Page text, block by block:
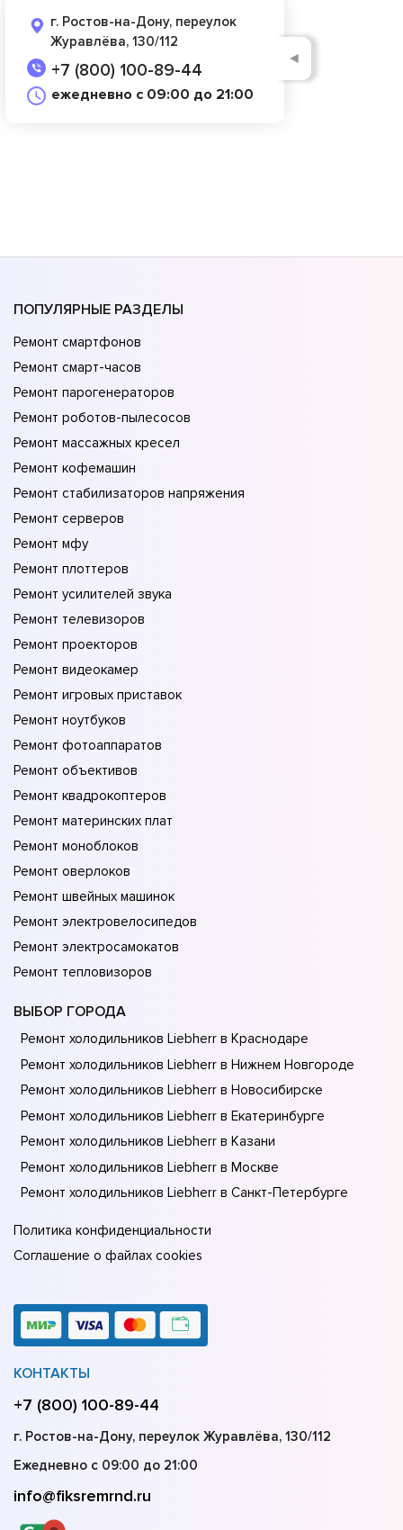
г. Ростов-на-Дону, переулок
Журавлёва, 130/112
+7 (800) 100-89-44
ежедневно с 09:00 до 21:00
◄
ПОПУЛЯРНЫЕ РАЗДЕЛЫ
Ремонт смартфонов
Ремонт смарт-часов
Ремонт парогенераторов
Ремонт роботов-пылесосов
Ремонт массажных кресел
Ремонт кофемашин
Ремонт стабилизаторов напряжения
Ремонт серверов
Ремонт мфу
Ремонт плоттеров
Ремонт усилителей звука
Ремонт телевизоров
Ремонт проекторов
Ремонт видеокамер
Ремонт игровых приставок
Ремонт ноутбуков
Ремонт фотоаппаратов
Ремонт объективов
Ремонт квадрокоптеров
Ремонт материнских плат
Ремонт моноблоков
Ремонт оверлоков
Ремонт швейных машинок
Ремонт электровелосипедов
Ремонт электросамокатов
Ремонт тепловизоров
ВЫБОР ГОРОДА
Ремонт холодильников Liebherr в Краснодаре
Ремонт холодильников Liebherr в Нижнем Новгороде
Ремонт холодильников Liebherr в Новосибирске
Ремонт холодильников Liebherr в Екатеринбурге
Ремонт холодильников Liebherr в Казани
Ремонт холодильников Liebherr в Москве
Ремонт холодильников Liebherr в Санкт-Петербурге
Политика конфиденциальности
Соглашение о файлах cookies
КОНТАКТЫ
+7 (800) 100-89-44
г. Ростов-на-Дону, переулок Журавлёва, 130/112
Ежедневно с 09:00 до 21:00
info@fiksremrnd.ru